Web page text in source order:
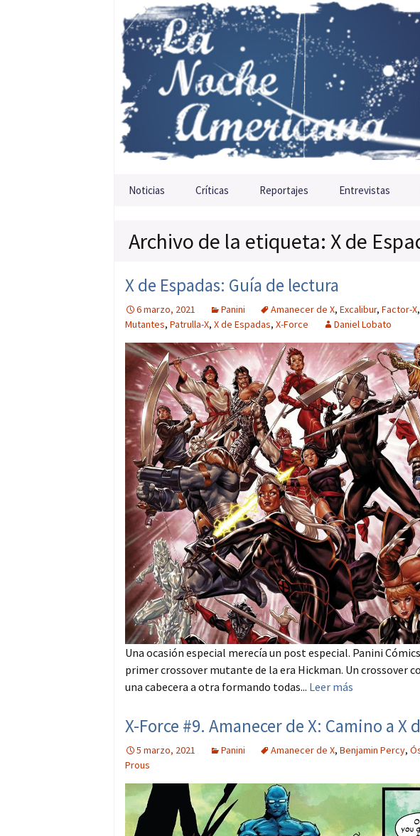
Saltar al contenido
Noticias Críticas Reportajes Entrevistas
Archivo de la etiqueta: X de
X de Espadas: Guía de lectura
6 marzo, 2021 Panini Amanecer de X, Excalibur, Factor-X,
Mutantes, Patrulla-X, X de Espadas, X-Force Daniel Lobato
Una ocasión especial merecía un post especial. Panini
primer crossover mutante de la era Hickman. Un crossover
una cabecera a otra formando todas... Leer más
X-Force #9. Amanecer de X: Camino a X
5 marzo, 2021 Panini Amanecer de X, Benjamin Percy,
Prous